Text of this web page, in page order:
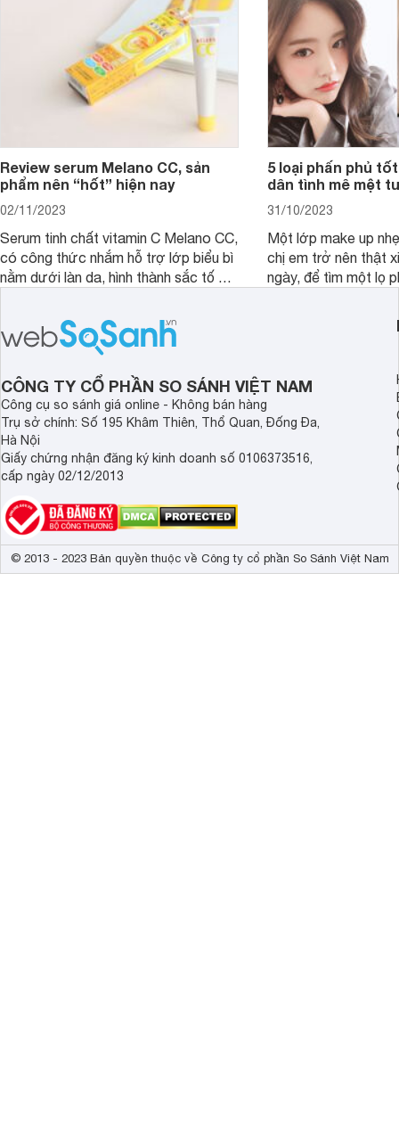
mà vẫn chưa cải
Review serum Melano CC, sản
phẩm nên “hốt” hiện nay
02/11/2023
Serum tinh chất vitamin C Melano CC,
có công thức nhắm hỗ trợ lớp biểu bì
nằm dưới làn da, hình thành sắc tố da,
5 loại phấn phủ
dân tình mê mệt
31/10/2023
Một lớp make up
chị em trở nên thật
ngày, để tìm một lọ
CÔNG TY CỔ PHẦN SO SÁNH VIỆT NAM
Công cụ so sánh giá online - Không bán hàng
Trụ sở chính: Số 195 Khâm Thiên, Thổ Quan, Đống Đa,
Hà Nội
Giấy chứng nhận đăng ký kinh doanh số 0106373516,
cấp ngày 02/12/2013
© 2013 - 2023 Bản quyền thuộc về Công ty cổ phần So Sánh Việt Nam